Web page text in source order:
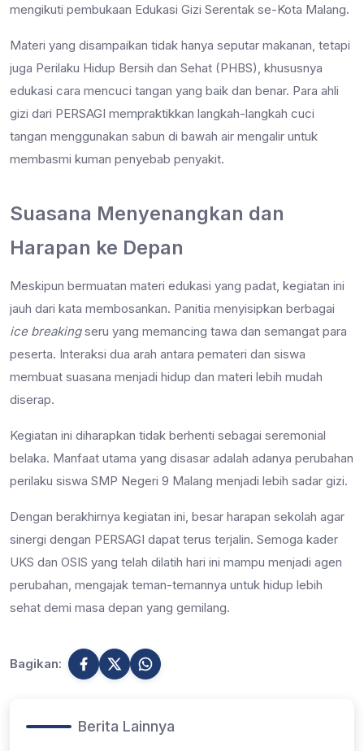
mengikuti pembukaan Edukasi Gizi Serentak se-Kota Malang.
Materi yang disampaikan tidak hanya seputar makanan, tetapi
juga Perilaku Hidup Bersih dan Sehat (PHBS), khususnya
edukasi cara mencuci tangan yang baik dan benar. Para ahli
gizi dari PERSAGI mempraktikkan langkah-langkah cuci
tangan menggunakan sabun di bawah air mengalir untuk
membasmi kuman penyebab penyakit.
Suasana Menyenangkan dan
Harapan ke Depan
Meskipun bermuatan materi edukasi yang padat, kegiatan ini
jauh dari kata membosankan. Panitia menyisipkan berbagai
ice breakingseru yang memancing tawa dan semangat para
peserta. Interaksi dua arah antara pemateri dan siswa
membuat suasana menjadi hidup dan materi lebih mudah
diserap.
Kegiatan ini diharapkan tidak berhenti sebagai seremonial
belaka. Manfaat utama yang disasar adalah adanya perubahan
perilaku siswa SMP Negeri 9 Malang menjadi lebih sadar gizi.
Dengan berakhirnya kegiatan ini, besar harapan sekolah agar
sinergi dengan PERSAGI dapat terus terjalin. Semoga kader
UKS dan OSIS yang telah dilatih hari ini mampu menjadi agen
perubahan, mengajak teman-temannya untuk hidup lebih
sehat demi masa depan yang gemilang.
Bagikan:
Berita Lainnya